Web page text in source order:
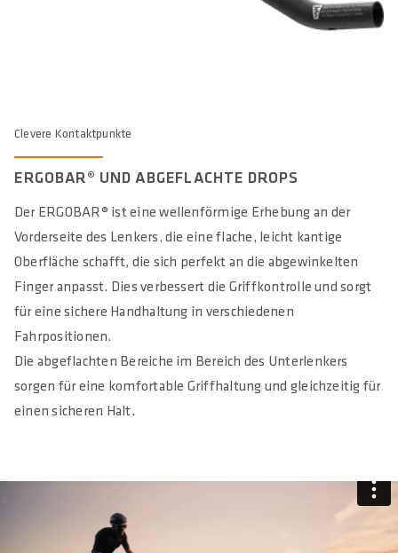
Clevere Kontaktpunkte
ERGOBAR® UND ABGEFLACHTE DROPS
Der ERGOBAR® ist eine wellenförmige Erhebung an der
Vorderseite des Lenkers, die eine flache, leicht kantige
Oberfläche schafft, die sich perfekt an die abgewinkelten
Finger anpasst. Dies verbessert die Griffkontrolle und sorgt
für eine sichere Handhaltung in verschiedenen
Fahrpositionen.
Die abgeflachten Bereiche im Bereich des Unterlenkers
sorgen für eine komfortable Griffhaltung und gleichzeitig für
einen sicheren Halt.